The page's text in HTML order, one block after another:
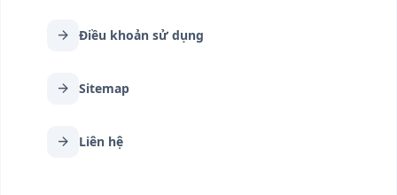
arrow_forward Điều khoản sử dụng
arrow_forward Sitemap
arrow_forward Liên hệ